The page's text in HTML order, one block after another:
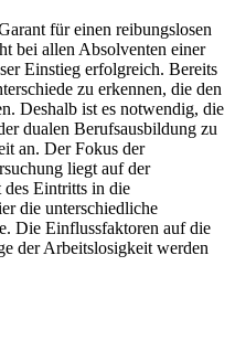
für einen reibungslosen
bei allen Absolventen einer
Einstieg erfolgreich. Bereits
zu erkennen, die den
Deshalb ist es notwendig, die
dualen Berufsausbildung zu
an. Der Fokus der
liegt auf der
Eintritts in die
die unterschiedliche
Die Einflussfaktoren auf die
der Arbeitslosigkeit werden